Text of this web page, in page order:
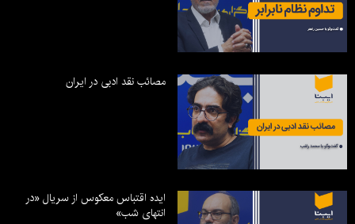
مصائب نقد ادبی در ایران
ایده اقتباس معکوس از سریال «در
انتهای شب»